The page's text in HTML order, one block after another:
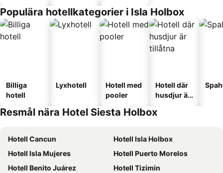
Populära hotellkategorier i Isla Holbox
Billiga
hotell
Lyxhotell
Hotell med
pooler
Hotell där
husdjur är
Resmål nära Hotel Siesta Holbox
Hotell Cancun
Hotell Isla Holbox
Hotell Isla Mujeres
Hotell Puerto Morelos
Hotell Benito Juárez
Hotell Tizimin